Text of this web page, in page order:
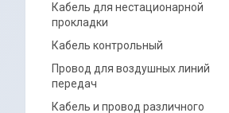
Кабель для нестационарной
прокладки
Кабель контрольный
Провод для воздушных линий
передач
Кабель и провод различного